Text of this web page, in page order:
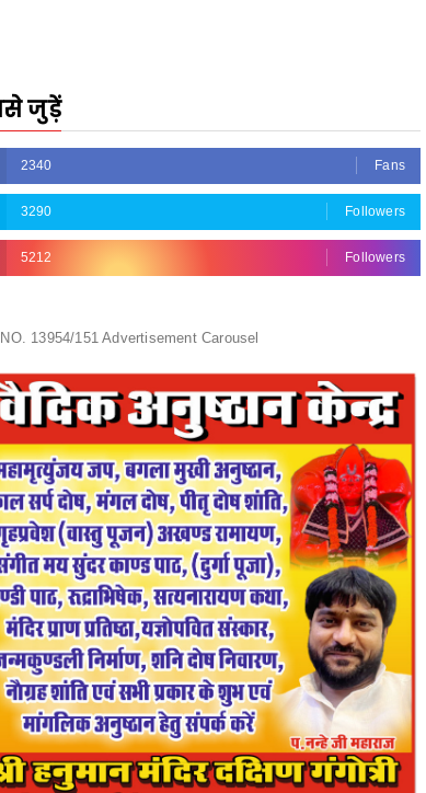
जुड़ें
2340 Fans
3290 Followers
5212 Followers
13954/151 Advertisement Carousel